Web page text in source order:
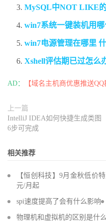
MySQL中NOT LIKE
win7系统一键装机用
win7电源管理在哪里
Xshell评估期已过怎么
AD： 【域名主机商优惠推送QQ
上一篇
IntelliJ IDEA如何快捷生成类图
6步可完成
相关推荐
【恒创科技】9月金秋低价
元/月起
spi速度提高了会有什么影响
物理机和虚拟机的区别是什么